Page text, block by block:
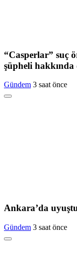
“Casperlar” suç
şüpheli hakkında
Gündem 3 saat önce
Ankara’da
Gündem 3 saat önce